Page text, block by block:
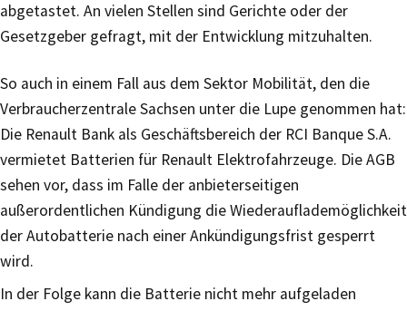
abgetastet. An vielen Stellen sind Gerichte oder der
Gesetzgeber gefragt, mit der Entwicklung mitzuhalten.
So auch in einem Fall aus dem Sektor Mobilität, den die
Verbraucherzentrale Sachsen unter die Lupe genommen hat:
Die Renault Bank als Geschäftsbereich der RCI Banque S.A.
vermietet Batterien für Renault Elektrofahrzeuge. Die AGB
sehen vor, dass im Falle der anbieterseitigen
außerordentlichen Kündigung die Wiederauflademöglichkeit
der Autobatterie nach einer Ankündigungsfrist gesperrt
wird.
In der Folge kann die Batterie nicht mehr aufgeladen